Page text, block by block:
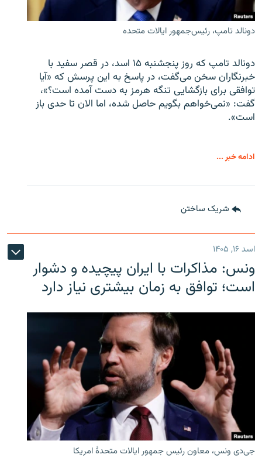
دونالد تامپ، رئیس‌جمهور ایالات متحده
دونالد تامپ که روز پنجشنبه ۱۵ اسد، در قصر سفید با
خبرنگاران سخن می‌گفت، در پاسخ به این پرسش که «آیا
توافقی برای بازگشایی تنگه هرمز به دست آمده است؟»،
گفت: «نمی‌خواهم بگویم حاصل شده، اما الان تا حدی باز
است».
ادامه خبر ...
شریک ساختن
اسد ۱۶, ۱۴۰۵
ونس: مذاکرات با ایران پیچیده و دشوار
است؛ توافق به زمان بیشتری نیاز دارد
جی‌دی ونس، معاون رئیس جمهور ایالات متحدۀ امریکا